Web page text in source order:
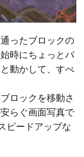
ったブロックの
時にちょっとバ
動かして、すべ
ロックを移動さ
らぐ画面写真で
ピードアップな